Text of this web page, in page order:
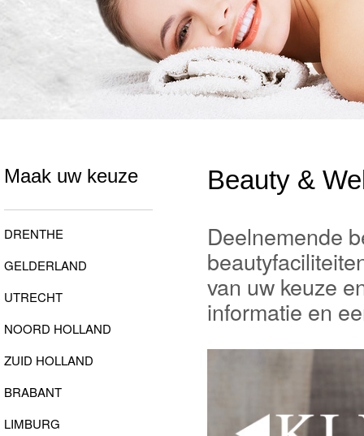
Maak uw keuze
DRENTHE
GELDERLAND
UTRECHT
NOORD HOLLAND
ZUID HOLLAND
BRABANT
LIMBURG
Beauty &
Deelnemende
van uw keuze
informatie en